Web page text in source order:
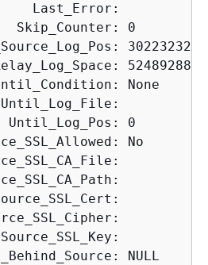
Last_Error:
Skip_Counter: 0
30223232
5248928866
None
Until_Log_Pos: 0
No
NULL